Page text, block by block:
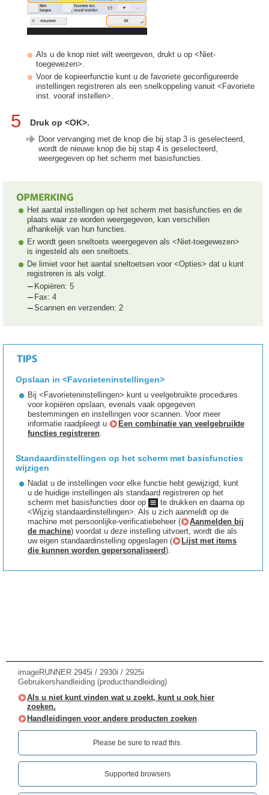
Als u de knop niet wilt weergeven, drukt u op <Niet-
toegewezen>.
Voor de kopieerfunctie kunt u de favoriete geconfigureerde
instellingen registreren als een snelkoppeling vanuit <Favoriete
inst. vooraf instellen>.
5 Druk op <OK>.
Door vervanging met de knop die bij stap 3 is geselecteerd,
wordt de nieuwe knop die bij stap 4 is geselecteerd,
weergegeven op het scherm met basisfuncties.
Het aantal instellingen op het scherm met basisfuncties en de
plaats waar ze worden weergegeven, kan verschillen
afhankelijk van hun functies.
Er wordt geen sneltoets weergegeven als <Niet-toegewezen>
is ingesteld als een sneltoets.
De limiet voor het aantal sneltoetsen voor <Opties> dat u kunt
registreren is als volgt.
Kopiëren: 5
Fax: 4
Scannen en verzenden: 2
Opslaan in <Favorieteninstellingen>
Bij <Favorieteninstellingen> kunt u veelgebruikte procedures
voor kopiëren opslaan, evenals vaak opgegeven
bestemmingen en instellingen voor scannen. Voor meer
informatie raadpleegt u
Een combinatie van veelgebruikte
functies registreren.
Standaardinstellingen op het scherm met basisfuncties
wijzigen
Nadat u de instellingen voor elke functie hebt gewijzigd, kunt
u de huidige instellingen als standaard registreren op het
scherm met basisfuncties door op
te drukken en daarna op
<Wijzig standaardinstellingen>. Als u zich aanmeldt op de
machine met persoonlijke-verificatiebeheer (
Aanmelden bij
de machine) voordat u deze instelling uitvoert, wordt die als
uw eigen standaardinstelling opgeslagen (
Lijst met items
die kunnen worden gepersonaliseerd).
imageRUNNER 2945i / 2930i / 2925i
Gebruikershandleiding (producthandleiding)
Als u niet kunt vinden wat u zoekt, kunt u ook hier
zoeken.
Handleidingen voor andere producten zoeken
Please be sure to read this.‎
Supported browsers